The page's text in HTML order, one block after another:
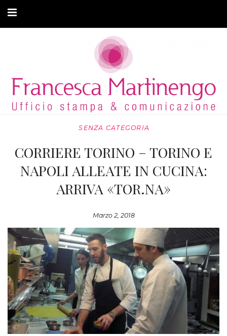
ARTICOLI
MODA ADATTIVA
PRIVACY
SENZA CATEGORIA
CORRIERE TORINO – TORINO E
NAPOLI ALLEATE IN CUCINA:
ARRIVA «TOR.NA»
Marzo 2, 2018